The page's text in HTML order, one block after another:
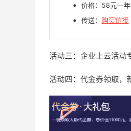
价格：58元一年
传送： 购买链接
活动三：企业上云活动
活动四：代金券领取，